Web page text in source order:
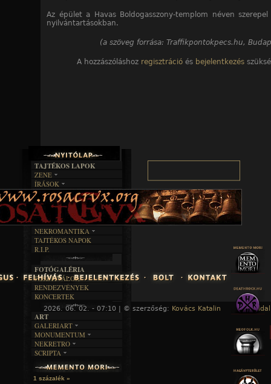
Az épület a Havas Boldogasszony-templom néven
nyilvántartásokban.
(a szöveg forrása: Traffikpontokpecs.hu,
A hozzászóláshoz regisztráció és bejelentkezés
2026. 06. 02. - 07:10 | © szerzőség: Kovács Katalin « Főoldal
TAJTÉKOS LAPOK
ZENE
EGYÜTTESEK
INTERJÚK
FORDÍTÁSOK
DALSZÖVEGEK
ÍRÁSOK
IRODALOM
FILM
MŰVÉSZET
ÍRÁSTÖRTÉNET
BOSZORKÁNYKONYHA
FEKETE HUMOR
KÉPES
SZÖVEGES
RENDEZVÉNYEK
NEKROMANTIKA
AKTUÁLIS
A MÚLT
TAJTÉKOS NAPOK
R.I.P.
FOTÓGALÉRIA
FESZTIVÁLOK
RENDEZVÉNYEK
KONCERTEK
ART
GALERIART
ARTGALERI
KÉPREGÉNYEK
LAKÁSKULTS
MONUMENTUM
TEMETŐK
TEMPLOMOK
VÁRAK
HELYEK
NEKRETRO
SZUBKULT
FEKETE LYUK
RELIKVIÁK
SCRIPTA
NOVELLÁK
VERSEK
1 százalék »